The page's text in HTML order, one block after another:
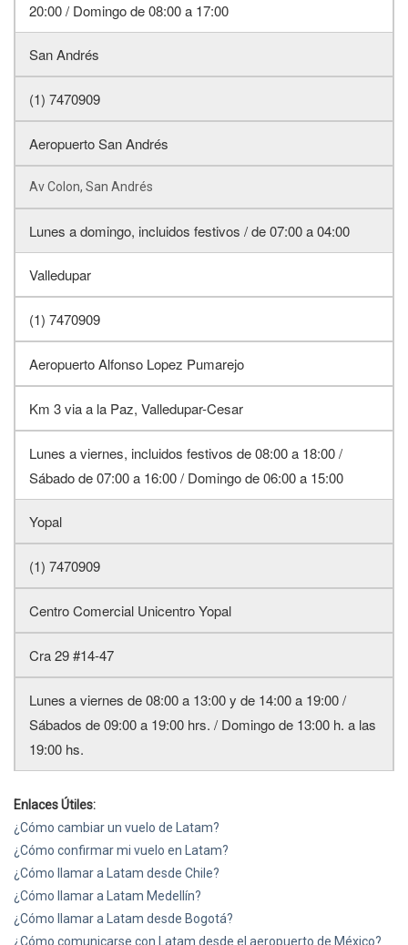
20:00 / Domingo de 08:00 a 17:00
San Andrés
(1) 7470909
Aeropuerto San Andrés
Av Colon, San Andrés
Lunes a domingo, incluidos festivos / de 07:00 a 04:00
Valledupar
(1) 7470909
Aeropuerto Alfonso Lopez Pumarejo
Km 3 via a la Paz, Valledupar-Cesar
Lunes a viernes, incluidos festivos de 08:00 a 18:00 /
Sábado de 07:00 a 16:00 / Domingo de 06:00 a 15:00
Yopal
(1) 7470909
Centro Comercial Unicentro Yopal
Cra 29 #14-47
Lunes a viernes de 08:00 a 13:00 y de 14:00 a 19:00 /
Sábados de 09:00 a 19:00 hrs. / Domingo de 13:00 h. a las
19:00 hs.
Enlaces Útiles:
¿Cómo cambiar un vuelo de Latam?
¿Cómo confirmar mi vuelo en Latam?
¿Cómo llamar a Latam desde Chile?
¿Cómo llamar a Latam Medellín?
¿Cómo llamar a Latam desde Bogotá?
¿Cómo comunicarse con Latam desde el aeropuerto de México?